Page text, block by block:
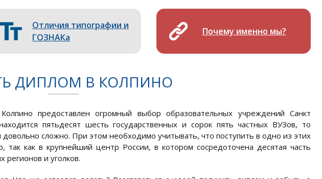
Отличия типографии и
ГОЗНАКа
Почему именно мы?
ДИПЛОМ В КОЛПИНО
предоставлен огромный выбор образовательных учреждений Санкт
пятьдесят шесть государственных и сорок пять частных ВУЗов, то
сложно. При этом необходимо учитывать, что поступить в одно из этих
как в крупнейший центр России, в котором сосредоточена десятая часть
регионов и уголков.